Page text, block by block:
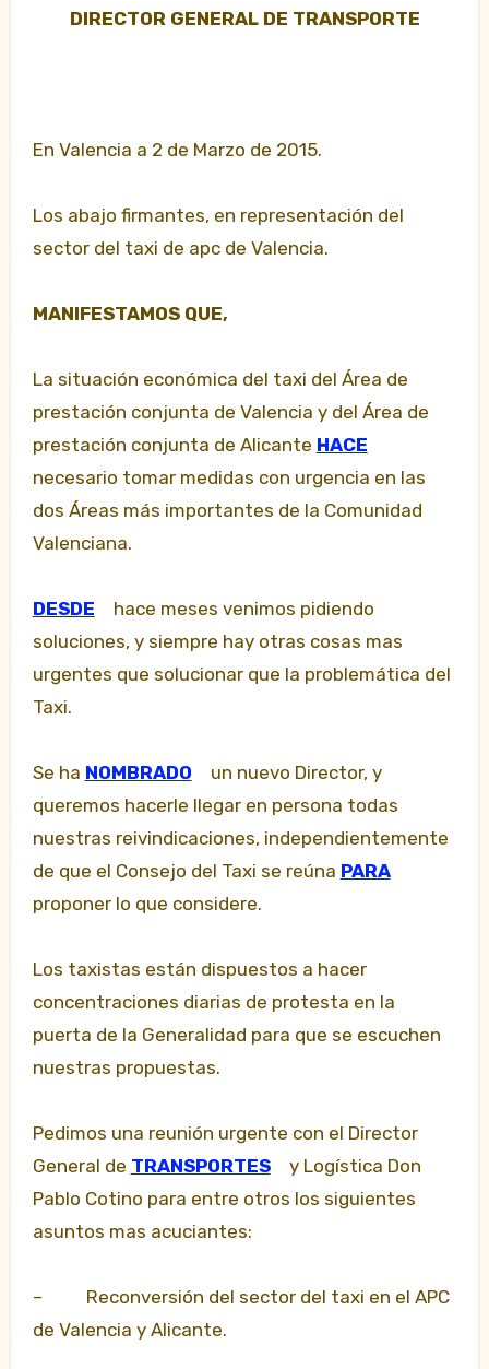
DIRECTOR GENERAL DE TRANSPORTE
En Valencia a 2 de Marzo de 2015.
Los abajo firmantes, en representación del
sector del taxi de apc de Valencia.
MANIFESTAMOS QUE,
La situación económica del taxi del Área de
prestación conjunta de Valencia y del Área de
prestación conjunta de Alicante HACE
necesario tomar medidas con urgencia en las
dos Áreas más importantes de la Comunidad
Valenciana.
DESDE
hace meses venimos pidiendo
soluciones, y siempre hay otras cosas mas
urgentes que solucionar que la problemática del
Taxi.
Se ha NOMBRADO
un nuevo Director, y
queremos hacerle llegar en persona todas
nuestras reivindicaciones, independientemente
de que el Consejo del Taxi se reúna PARA
proponer lo que considere.
Los taxistas están dispuestos a hacer
concentraciones diarias de protesta en la
puerta de la Generalidad para que se escuchen
nuestras propuestas.
Pedimos una reunión urgente con el Director
General de TRANSPORTES
y Logística Don
Pablo Cotino para entre otros los siguientes
asuntos mas acuciantes:
– Reconversión del sector del taxi en el APC
de Valencia y Alicante.